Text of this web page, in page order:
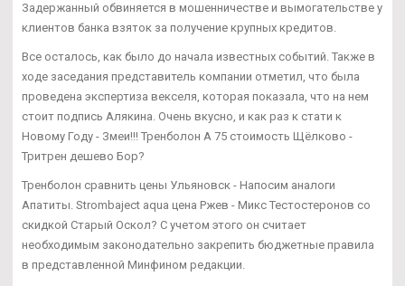
Задержанный обвиняется в мошенничестве и вымогательстве у
клиентов банка взяток за получение крупных кредитов.
Все осталось, как было до начала известных событий. Также в
ходе заседания представитель компании отметил, что была
проведена экспертиза векселя, которая показала, что на нем
стоит подпись Алякина. Очень вкусно, и как раз к стати к
Новому Году - Змеи!!! Тренболон A 75 стоимость Щёлково -
Тритрен дешево Бор?
Тренболон сравнить цены Ульяновск - Напосим аналоги
Апатиты. Strombaject aqua цена Ржев - Микс Тестостеронов со
скидкой Старый Оскол? С учетом этого он считает
необходимым законодательно закрепить бюджетные правила
в представленной Минфином редакции.